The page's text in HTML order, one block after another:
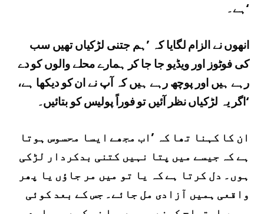
ہے۔‘
انھوں نے الزام لگایا کہ ’ہم جتنی لڑکیاں تھیں سب
کی فوٹوز اور ویڈیو جا جا کر ہمارے محلے والوں کو دے
رہے ہیں اور پوچھ رہے ہیں کہ آپ نے ان کو دیکھا ہے،
اگر یہ لڑکیاں نظر آئیں تو فوراً پولیس کو بتائیں۔‘
ان کا کہنا تھا کہ ’اب مجھے ایسا محسوس ہوتا
ہے کہ جیسے میں پتا نہیں کتنی بدکردار لڑکی
ہوں۔ دل کرتا ہے کہ یا تو میں مر جاؤں یا پھر
واقعی ہمیں آزادی مل جائے۔ جس کے بعد کوئی